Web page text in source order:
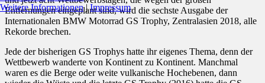
Entfernungen eingeplant sind, wird die sechste Ausgabe der
Internationalen BMW Motorrad GS Trophy, Zentralasien 2018, alle
Rekorde brechen.
Jede der bisherigen GS Trophys hatte ihr eigenes Thema, denn der
Wettbewerb wanderte von Kontinent zu Kontinent. Manchmal
waren es die Berge oder weite vulkanische Hochebenen, dann
Weitere Informationen|Impressum